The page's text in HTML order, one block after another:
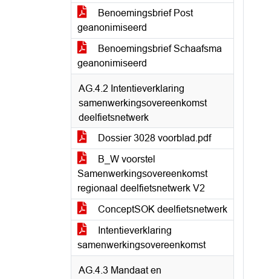
Benoemingsbrief Post
geanonimiseerd
Benoemingsbrief Schaafsma
geanonimiseerd
AG.4.2 Intentieverklaring
samenwerkingsovereenkomst
deelfietsnetwerk
Dossier 3028 voorblad.pdf
B_W voorstel
Samenwerkingsovereenkomst
regionaal deelfietsnetwerk V2
ConceptSOK deelfietsnetwerk
Intentieverklaring
samenwerkingsovereenkomst
AG.4.3 Mandaat en